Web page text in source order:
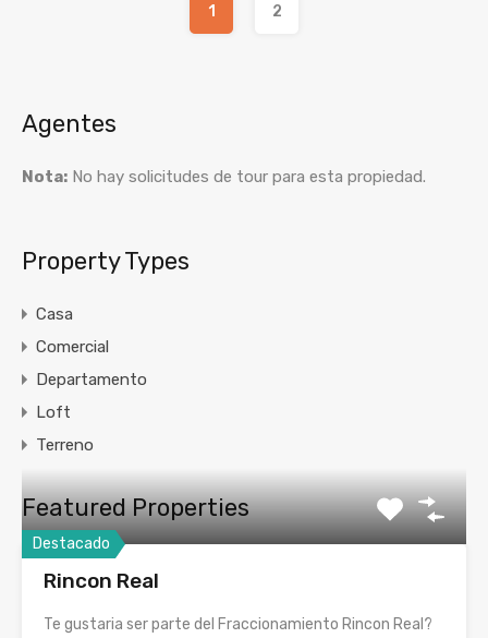
1 2
Agentes
Nota: No hay solicitudes de tour para esta propiedad.
Property Types
Casa
Comercial
Departamento
Loft
Terreno
Featured Properties
Destacado
Rincon Real
Te gustaria ser parte del Fraccionamiento Rincon Real?